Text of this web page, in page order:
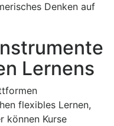
Denken auf
Lernens
flexibles Lernen,
können Kurse